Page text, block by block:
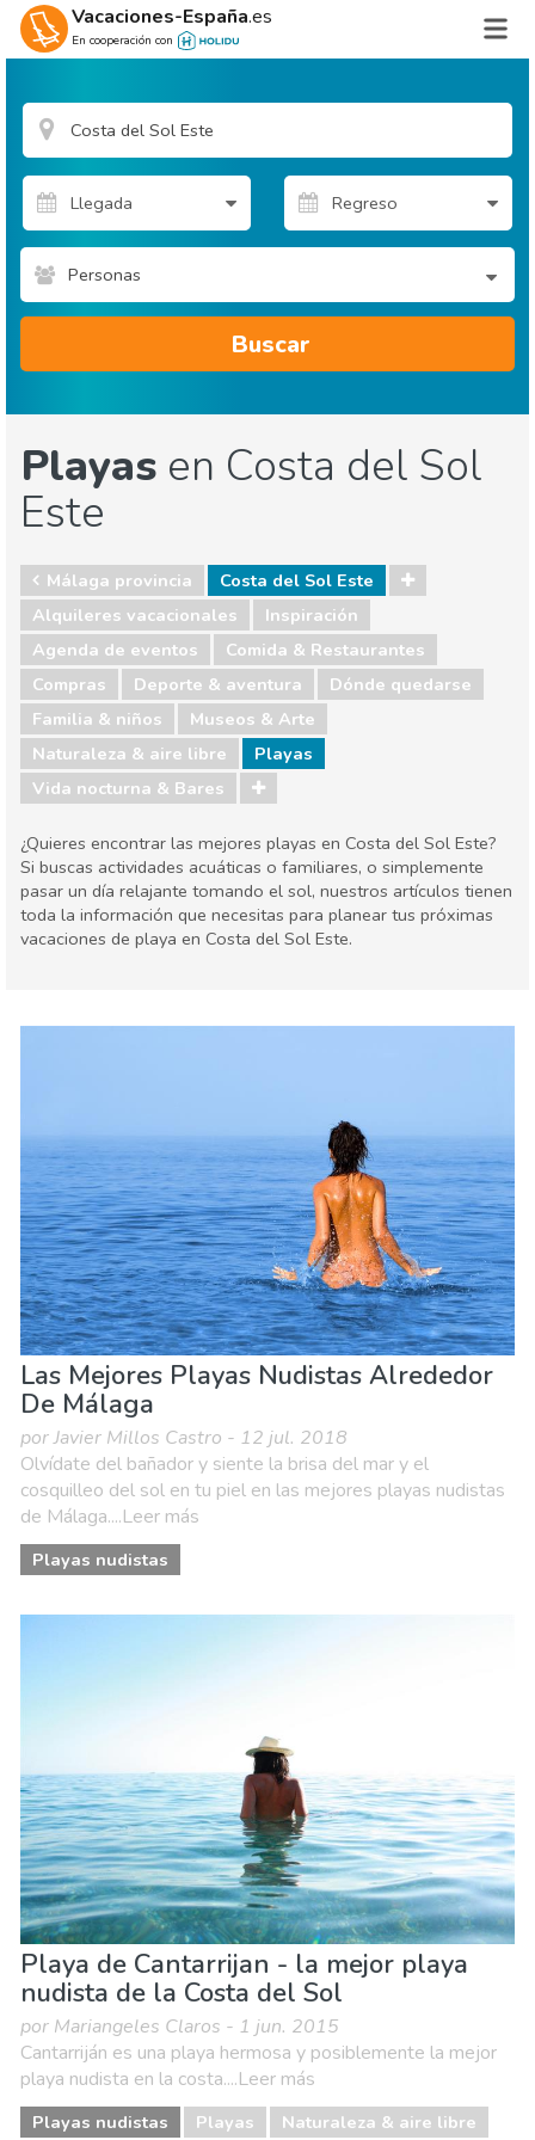
Vacaciones-España.es
En cooperación con
Personas
Buscar
Playas en Costa del Sol
Este
Málaga provincia
Costa del Sol Este
Alquileres vacacionales
Inspiración
Agenda de eventos
Comida & Restaurantes
Compras
Deporte & aventura
Dónde quedarse
Familia & niños
Museos & Arte
Naturaleza & aire libre
Playas
Vida nocturna & Bares
¿Quieres encontrar las mejores playas en Costa del Sol Este?
Si buscas actividades acuáticas o familiares, o simplemente
pasar un día relajante tomando el sol, nuestros artículos tienen
toda la información que necesitas para planear tus próximas
vacaciones de playa en Costa del Sol Este.
Naturaleza & aire libre
Playas
Vida nocturna & Bares
Las Mejores Playas Nudistas Alrededor
De Málaga
por Javier Millos Castro - 12 jul. 2018
Olvídate del bañador y siente la brisa del mar y el
cosquilleo del sol en tu piel en las mejores playas nudistas
de Málaga....Leer más
Playas nudistas
Playa de Cantarrijan - la mejor playa
nudista de la Costa del Sol
por Mariangeles Claros - 1 jun. 2015
Cantarriján es una playa hermosa y posiblemente la mejor
playa nudista en la costa....Leer más
Playas nudistas Playas Naturaleza & aire libre